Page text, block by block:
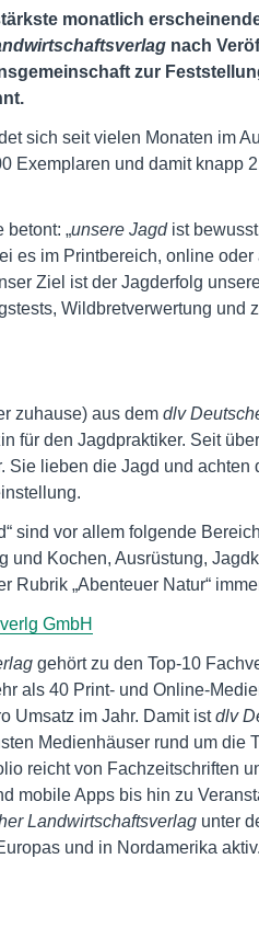
monatlich
nach
zur
sich seit vielen Monaten im
Exemplaren und damit knapp
betont: „unsere Jagdist bewusst
es im Printbereich, online
Ziel ist der Jagderfolg
Wildbretverwertung und
zuhause) aus dem dlv
für den Jagdpraktiker. Seit
Sie lieben die Jagd und
sind vor allem folgende
und Kochen, Ausrüstung,
Rubrik „Abenteuer Natur“
GmbH
gehört zu den Top-10
als 40 Print- und Online-
Umsatz im Jahr. Damit istdlv
Medienhäuser rund um die
reicht von Fachzeitschriften
mobile Apps bis hin zu
Landwirtschaftsverlag unter
und in Nordamerika aktiv.